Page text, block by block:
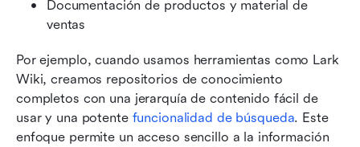
Documentación de productos y material de
ventas
Por ejemplo, cuando usamos herramientas como Lark
Wiki, creamos repositorios de conocimiento
completos con una jerarquía de contenido fácil de
usar y una potente funcionalidad de búsqueda. Este
enfoque permite un acceso sencillo a la información